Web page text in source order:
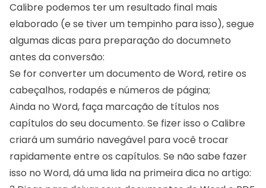
Calibre podemos ter um resultado final mais
elaborado (e se tiver um tempinho para isso), segue
algumas dicas para preparação do documneto
antes da conversão:
Se for converter um documento de Word, retire os
cabeçalhos, rodapés e números de página;
Ainda no Word, faça marcação de títulos nos
capítulos do seu documento. Se fizer isso o Calibre
criará um sumário navegável para você trocar
rapidamente entre os capítulos. Se não sabe fazer
isso no Word, dá uma lida na primeira dica no artigo: